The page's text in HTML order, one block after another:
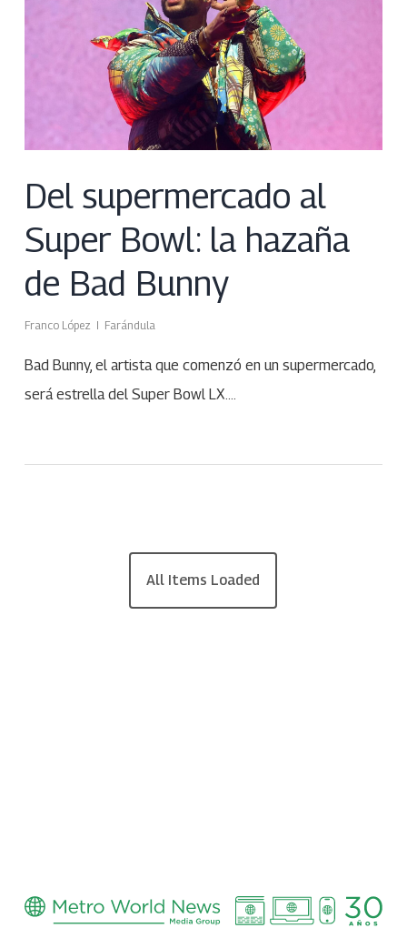
Del supermercado al
Super Bowl: la hazaña
de Bad Bunny
Franco López Farándula
Bad Bunny, el artista que comenzó en un supermercado,
será estrella del Super Bowl LX.…